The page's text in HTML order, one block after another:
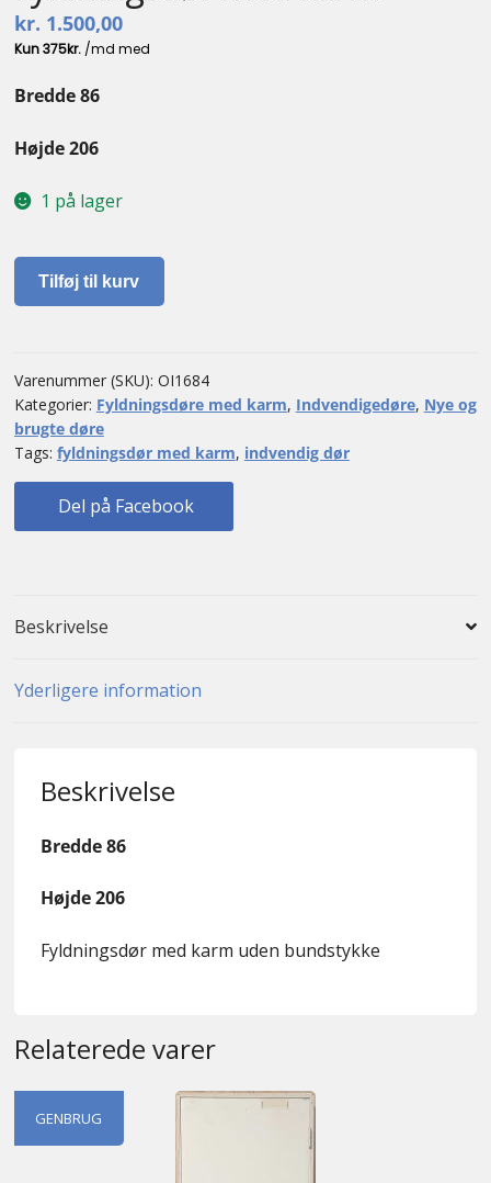
kr. 1.500,00
Bredde 86
Højde 206
1 på lager
Fyldningsdør
med
Tilføj til kurv
Varenummer (SKU): OI1684
Kategorier: Fyldningsdøre med karm, Indvendigedøre, Nye og
brugte døre
Tags: fyldningsdør med karm, indvendig dør
Del på Facebook
Beskrivelse
Yderligere information
Beskrivelse
Bredde 86
Højde 206
Fyldningsdør med karm uden bundstykke
Relaterede varer
GENBRUG